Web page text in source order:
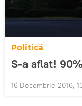
Politică
S-a aflat!
16 Decembrie 2016,